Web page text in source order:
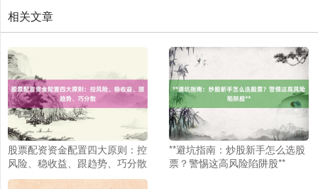
相关文章
股票配资资金配置四大原则：控
风险、稳收益、跟趋势、巧分散
**避坑指南：炒股新手怎么选股
票？警惕这高风险陷阱股**